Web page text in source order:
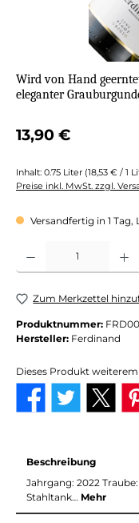
Wird von Hand
eleganter
Regulärer Preis:
13,90 €
Inhalt: 0.75 Liter (18,53 € / 1
Preise inkl. MwSt. zzgl.
Versandfertig in 1 Tag,
Produkt Anzahl: Gib den
Zum Merkzettel
Produktnummer:
Hersteller: Ferdinand
Dieses Produkt
Beschreibung
Jahrgang: 2022
Stahltank… Mehr